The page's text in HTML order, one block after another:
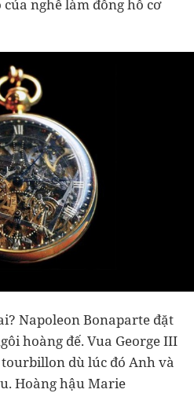
nghề làm đồng hồ cơ
Napoleon Bonaparte đặt
hoàng đế. Vua George III
dù lúc đó Anh và
Hoàng hậu Marie